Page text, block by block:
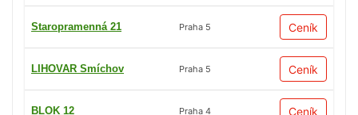
Staropramenná 21 Praha 5 Ceník
LIHOVAR Smíchov Praha 5 Ceník
BLOK 12 Praha 4 Ceník